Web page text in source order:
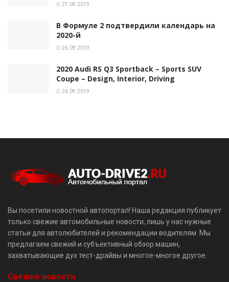
27.09.2019
В Формуле 2 подтвердили календарь на
2020-й
26.09.2019
2020 Audi RS Q3 Sportback – Sports SUV
Coupe – Design, Interior, Driving
26.09.2019
Вы посетили новостной автопортал! Наша редакция публикует
только свежие автомобильные новости, лишь у нас нужные
статьи для автолюбителей и рекомендации водителям. Мы
предлагаем свежий и субъективный обзор машин,
захватывающие дух тест-драйвы и многое-многое другое.
Свежие новости